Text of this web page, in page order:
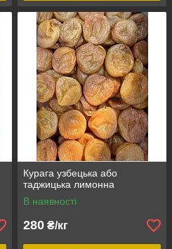
Курага узбецька або
таджицька лимонна
В наявності
280 ₴/кг